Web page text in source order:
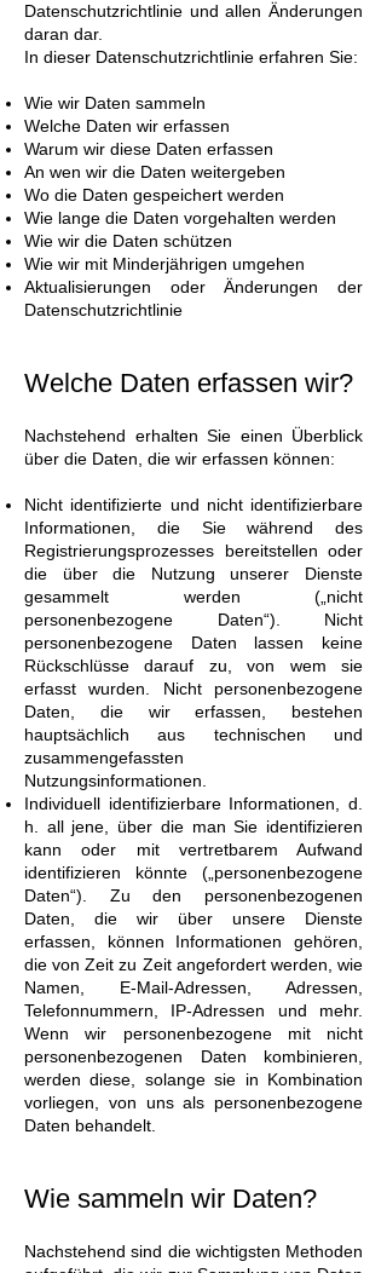
Datenschutzrichtlinie und allen Änderungen
daran dar.
In dieser Datenschutzrichtlinie erfahren Sie:
Wie wir Daten sammeln
Welche Daten wir erfassen
Warum wir diese Daten erfassen
An wen wir die Daten weitergeben
Wo die Daten gespeichert werden
Wie lange die Daten vorgehalten werden
Wie wir die Daten schützen
Wie wir mit Minderjährigen umgehen
Aktualisierungen oder Änderungen der
Datenschutzrichtlinie
Welche Daten erfassen wir?
Nachstehend erhalten Sie einen Überblick
über die Daten, die wir erfassen können:
Nicht identifizierte und nicht identifizierbare
Informationen, die Sie während des
Registrierungsprozesses bereitstellen oder
die über die Nutzung unserer Dienste
gesammelt werden („nicht
personenbezogene Daten“). Nicht
personenbezogene Daten lassen keine
Rückschlüsse darauf zu, von wem sie
erfasst wurden. Nicht personenbezogene
Daten, die wir erfassen, bestehen
hauptsächlich aus technischen und
zusammengefassten
Nutzungsinformationen.
Individuell identifizierbare Informationen, d.
h. all jene, über die man Sie identifizieren
kann oder mit vertretbarem Aufwand
identifizieren könnte („personenbezogene
Daten“). Zu den personenbezogenen
Daten, die wir über unsere Dienste
erfassen, können Informationen gehören,
die von Zeit zu Zeit angefordert werden, wie
Namen, E-Mail-Adressen, Adressen,
Telefonnummern, IP-Adressen und mehr.
Wenn wir personenbezogene mit nicht
personenbezogenen Daten kombinieren,
werden diese, solange sie in Kombination
vorliegen, von uns als personenbezogene
Daten behandelt.
Wie sammeln wir Daten?
Nachstehend sind die wichtigsten Methoden